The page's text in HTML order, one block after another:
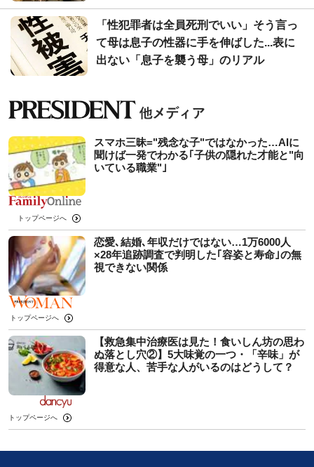
「性犯罪者は全員死刑でいい」そう言っ
て母は息子の性器に手を伸ばした...表に
出ない「息子を襲う母」のリアル
スマホ三昧="残念な子"ではなかった…AIに
聞けば一発でわかる｢子供の隠れた才能と"向
いている職業"｣
トップページへ
恋愛､結婚､年収だけではない…1万6000人
×28年追跡調査で判明した｢容姿と寿命｣の無
視できない関係
トップページへ
【救急集中治療医は見た！食いしん坊の思わ
ぬ落とし穴②】5大味覚の一つ・「辛味」が
得意な人、苦手な人がいるのはどうして？
トップページへ